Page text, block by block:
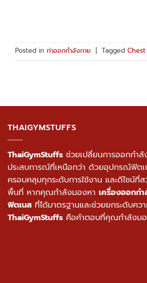
Posted in ท่าออกกำลังกาย | Tagged
THAIGYMSTUFFS
ThaiGymStuffs ช่วยเปลี่ยนการออกกำลั
ประสบการณ์ที่เหนือกว่า ด้วยอุปกรณ์ฟิต
ครอบคลุมทุกระดับการใช้งาน และดีไซน์ที่
พื้นที่ หากคุณกำลังมองหา เครื่องออกก
ฟิตเนส ที่ได้มาตรฐานและช่วยยกระดับคว
ThaiGymStuffs คือคำตอบที่คุณกำลังม